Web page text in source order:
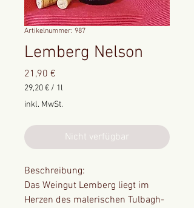
Artikelnummer: 987
Lemberg Nelson
21,90 €
29,20 € / 1l
29,20 €
Liter
inkl. MwSt.
Nicht verfügbar
Beschreibung:
Das Weingut Lemberg liegt im
Herzen des malerischen Tulbagh-